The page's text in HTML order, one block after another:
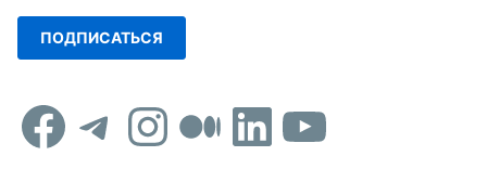
ПОДПИСАТЬСЯ
Facebook
Telegram
Instagram
Средний
LinkedIn